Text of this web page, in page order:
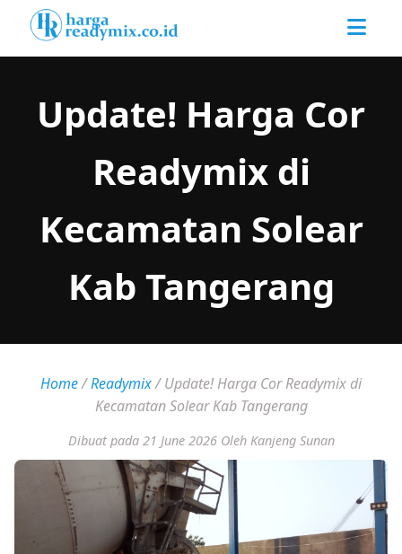
Update! Harga Cor
Readymix di
Kecamatan Solear
Kab Tangerang
Home/Readymix/Update! Harga Cor Readymix di
Kecamatan Solear Kab Tangerang
Dibuat pada 21 June 2026 Oleh Kanjeng Sunan